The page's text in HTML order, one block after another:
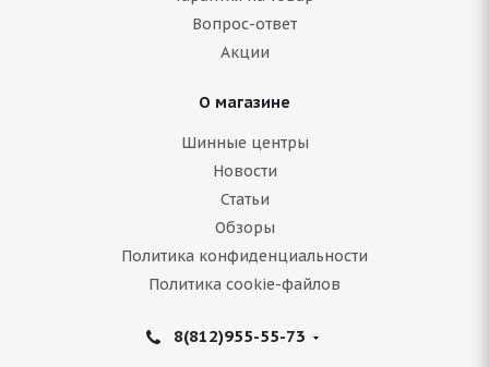
Вопрос-ответ
Акции
О магазине
Шинные центры
Новости
Статьи
Обзоры
Политика конфиденциальности
Политика cookie-файлов
8(812)955-55-73